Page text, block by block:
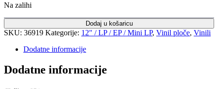
Na zalihi
Dodaj u košaricu
SKU: 36919 Kategorije: 12" / LP / EP / Mini LP, Vinil ploče, Vinili
Dodatne informacije
Dodatne informacije